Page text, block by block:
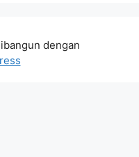
dengan